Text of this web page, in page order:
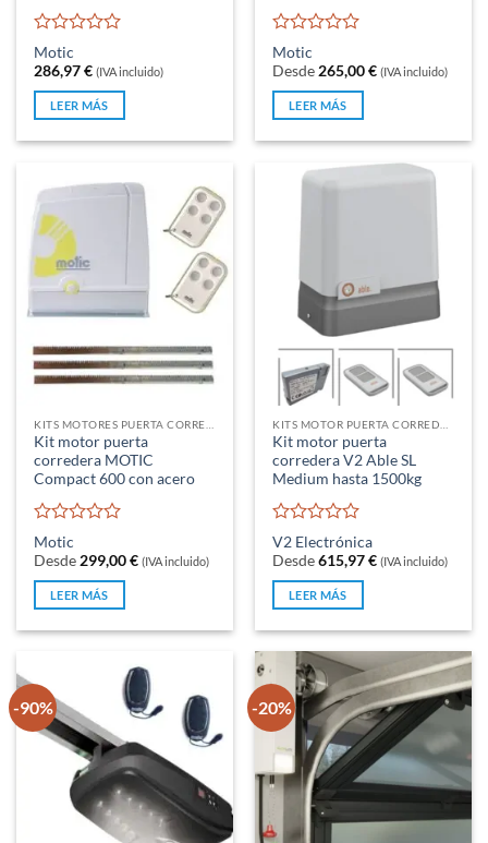
Valorado
con
0
de
5
Motic
286,97€ (IVA incluido)
LEER MÁS
Valorado
con
0
de
5
Motic
Desde 265,00€ (IVA incluido)
LEER MÁS
Kit motor puerta
corredera MOTIC
Compact 600 con acero
Valorado
con
0
de
5
Motic
Desde 299,00€ (IVA incluido)
LEER MÁS
Kit motor puerta
corredera V2 Able SL
Medium hasta 1500kg
Valorado
con
0
de
5
V2 Electrónica
Desde615,97€ (IVA incluido)
LEER MÁS
-90% -20%